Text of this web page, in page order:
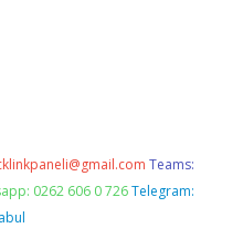
Teams:
0262 606 0 726 Telegram: